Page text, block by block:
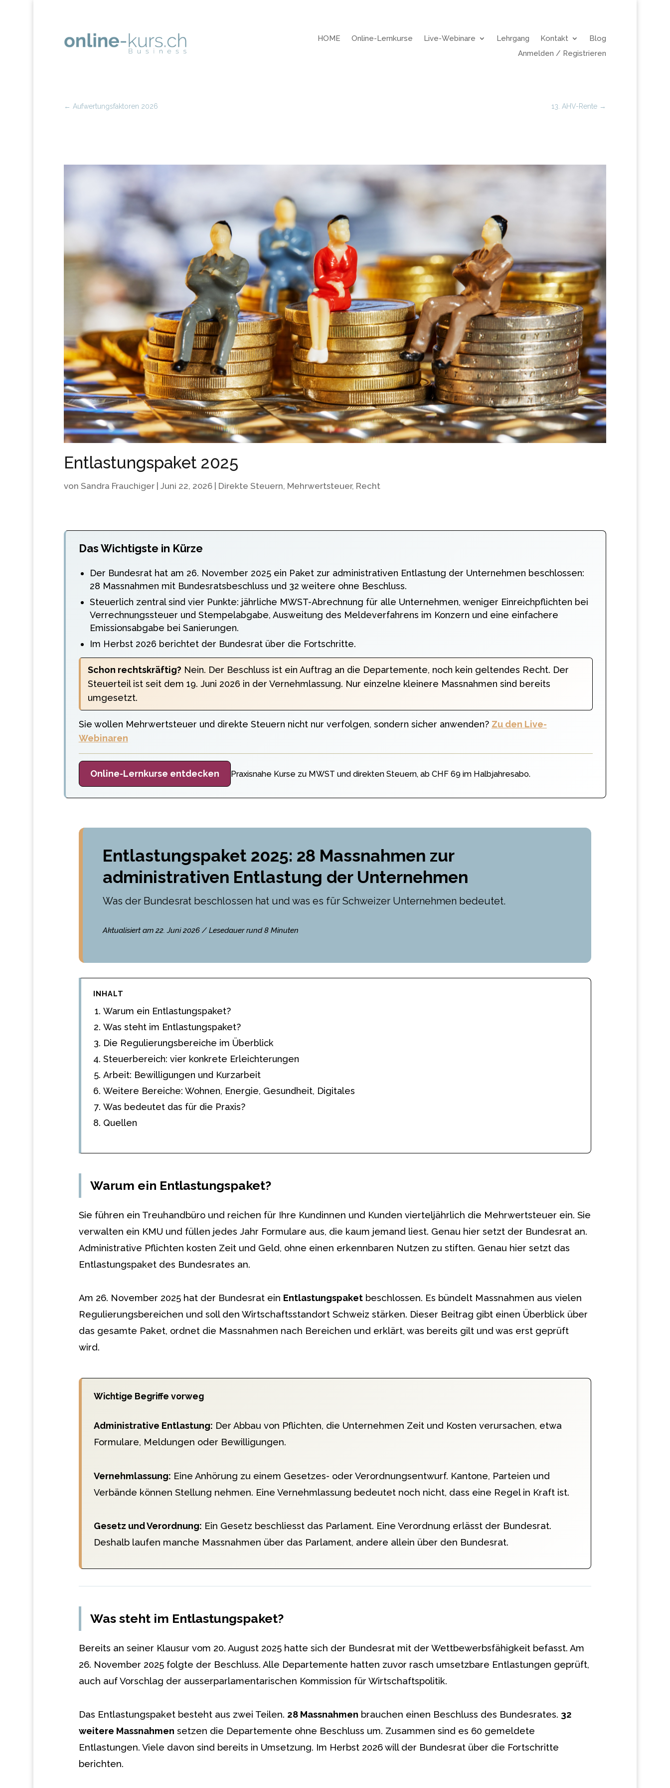
HOME Online-Lernkurse Live-Webinare Lehrgang Kontakt
Blog
Anmelden / Registrieren
← Aufwertungsfaktoren 2026 13. AHV-Rente →
Entlastungspaket 2025
von Sandra Frauchiger| Juni 22, 2026| Direkte Steuern, Mehrwertsteuer, Recht
Das Wichtigste in Kürze
Der Bundesrat hat am 26. November 2025 ein Paket zur administrativen Entlastung der Unternehmen beschlossen:
28 Massnahmen mit Bundesratsbeschluss und 32 weitere ohne Beschluss.
Steuerlich zentral sind vier Punkte: jährliche MWST-Abrechnung für alle Unternehmen, weniger Einreichpflichten bei
Verrechnungssteuer und Stempelabgabe, Ausweitung des Meldeverfahrens im Konzern und eine einfachere
Emissionsabgabe bei Sanierungen.
Im Herbst 2026 berichtet der Bundesrat über die Fortschritte.
Schon rechtskräftig? Nein. Der Beschluss ist ein Auftrag an die Departemente, noch kein geltendes Recht. Der
Steuerteil ist seit dem 19. Juni 2026 in der Vernehmlassung. Nur einzelne kleinere Massnahmen sind bereits
umgesetzt.
Sie wollen Mehrwertsteuer und direkte Steuern nicht nur verfolgen, sondern sicher anwenden? Zu den Live-
Webinaren
Online-Lernkurse entdecken Praxisnahe Kurse zu MWST und direkten Steuern, ab CHF 69 im Halbjahresabo.
Entlastungspaket 2025: 28 Massnahmen zur
administrativen Entlastung der Unternehmen
Was der Bundesrat beschlossen hat und was es für Schweizer Unternehmen bedeutet.
Aktualisiert am 22. Juni 2026 / Lesedauer rund 8 Minuten
INHALT
Warum ein Entlastungspaket?
Was steht im Entlastungspaket?
Die Regulierungsbereiche im Überblick
Steuerbereich: vier konkrete Erleichterungen
Arbeit: Bewilligungen und Kurzarbeit
Weitere Bereiche: Wohnen, Energie, Gesundheit, Digitales
Was bedeutet das für die Praxis?
Quellen
Warum ein Entlastungspaket?
Sie führen ein Treuhandbüro und reichen für Ihre Kundinnen und Kunden vierteljährlich die Mehrwertsteuer ein. Sie
verwalten ein KMU und füllen jedes Jahr Formulare aus, die kaum jemand liest. Genau hier setzt der Bundesrat an.
Administrative Pflichten kosten Zeit und Geld, ohne einen erkennbaren Nutzen zu stiften. Genau hier setzt das
Entlastungspaket des Bundesrates an.
Am 26. November 2025 hat der Bundesrat ein Entlastungspaketbeschlossen. Es bündelt Massnahmen aus vielen
Regulierungsbereichen und soll den Wirtschaftsstandort Schweiz stärken. Dieser Beitrag gibt einen Überblick über
das gesamte Paket, ordnet die Massnahmen nach Bereichen und erklärt, was bereits gilt und was erst geprüft
wird.
Wichtige Begriffe vorweg
Administrative Entlastung: Der Abbau von Pflichten, die Unternehmen Zeit und Kosten verursachen, etwa
Formulare, Meldungen oder Bewilligungen.
Vernehmlassung: Eine Anhörung zu einem Gesetzes- oder Verordnungsentwurf. Kantone, Parteien und
Verbände können Stellung nehmen. Eine Vernehmlassung bedeutet noch nicht, dass eine Regel in Kraft ist.
Gesetz und Verordnung: Ein Gesetz beschliesst das Parlament. Eine Verordnung erlässt der Bundesrat.
Deshalb laufen manche Massnahmen über das Parlament, andere allein über den Bundesrat.
Was steht im Entlastungspaket?
Bereits an seiner Klausur vom 20. August 2025 hatte sich der Bundesrat mit der Wettbewerbsfähigkeit befasst. Am
26. November 2025 folgte der Beschluss. Alle Departemente hatten zuvor rasch umsetzbare Entlastungen geprüft,
auch auf Vorschlag der ausserparlamentarischen Kommission für Wirtschaftspolitik.
Das Entlastungspaket besteht aus zwei Teilen. 28 Massnahmen brauchen einen Beschluss des Bundesrates. 32
weitere Massnahmen setzen die Departemente ohne Beschluss um. Zusammen sind es 60 gemeldete
Entlastungen. Viele davon sind bereits in Umsetzung. Im Herbst 2026 will der Bundesrat über die Fortschritte
berichten.